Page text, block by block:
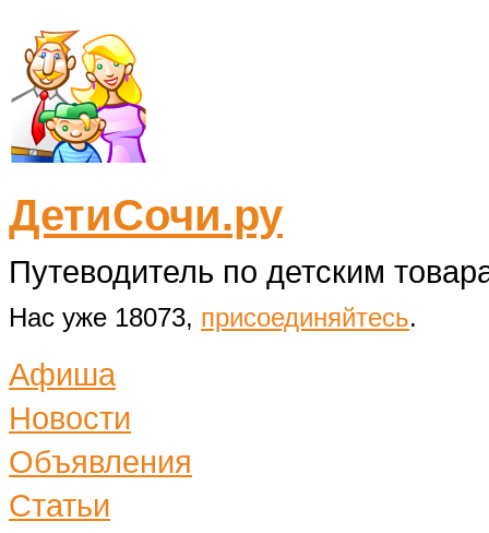
ДетиСочи.ру
Путеводитель по детским
Нас уже 18073, присоединяйтесь.
Афиша
Новости
Объявления
Статьи